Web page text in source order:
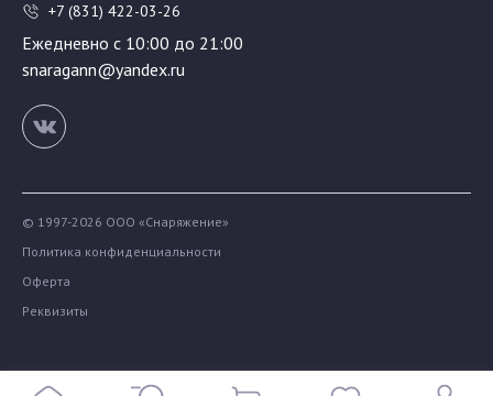
+7 (831) 422-03-26
Ежедневно с 10:00 до 21:00
snaragann@yandex.ru
© 1997-2026 ООО «Снаряжение»
Политика конфиденциальности
Оферта
Реквизиты